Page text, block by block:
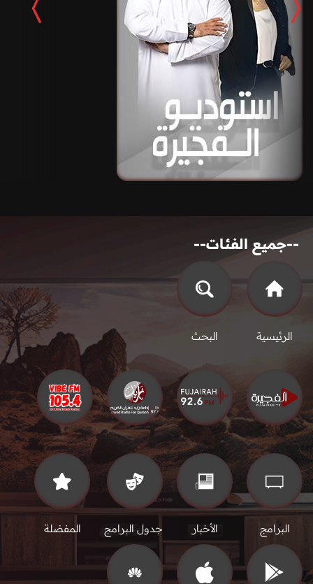
--جميع الفئات--
الرئيسية البحث
البرامج الأخبار جدول البرامج المفضلة